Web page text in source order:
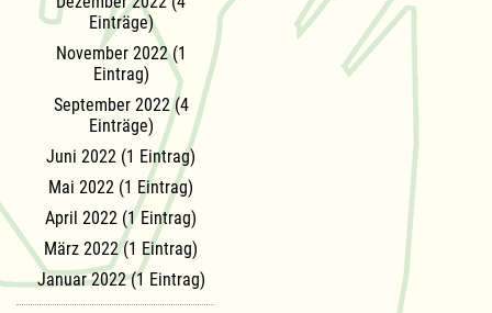
Einträge)
November 2022 (1
Eintrag)
September 2022 (4
Einträge)
Juni 2022 (1 Eintrag)
Mai 2022 (1 Eintrag)
April 2022 (1 Eintrag)
März 2022 (1 Eintrag)
Januar 2022 (1 Eintrag)